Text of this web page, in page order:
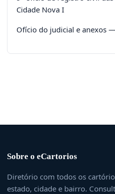
Cidade Nova I
Ofício do judicial e anexos
Sobre o eCartorios
Diretório com todos os
estado, cidade e bairro.